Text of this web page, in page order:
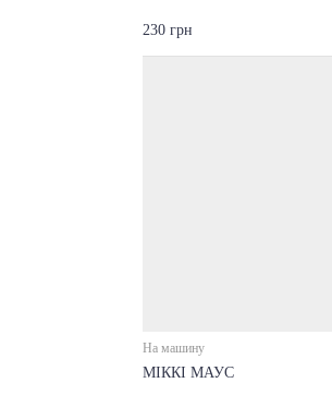
230 грн
На машину
МІККІ МАУС